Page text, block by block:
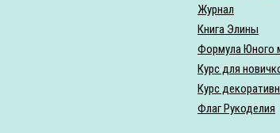
Журнал
Книга Элины
Формула Юного
Курс для
Курс
Флаг Рукоделия